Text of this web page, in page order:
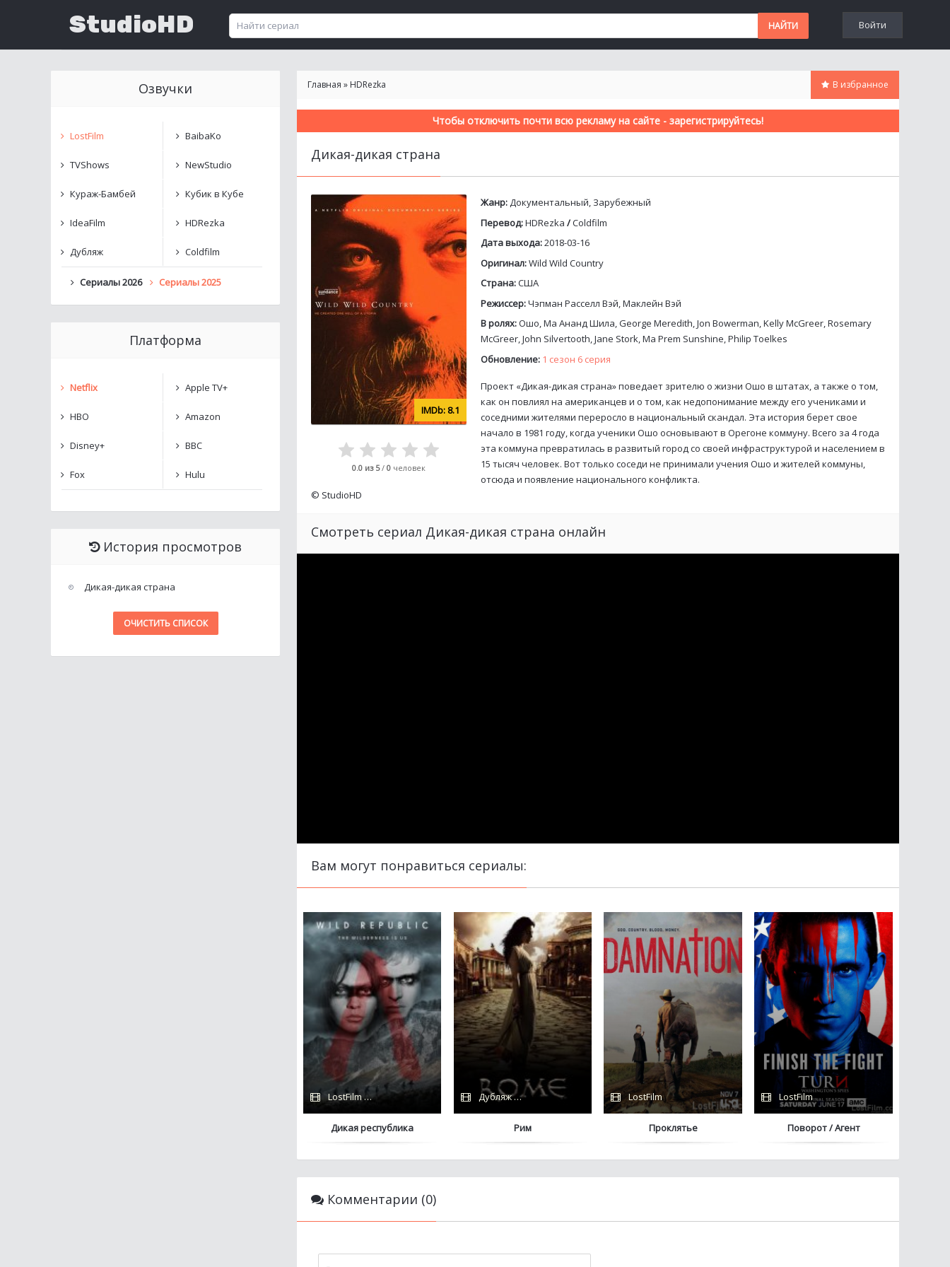
StudioHD Войти
Главная » HDRezka В избранное
Чтобы отключить почти всю рекламу на сайте - зарегистрируйтесь!
Дикая-дикая страна
8.1
0.0 из 5/ 0 человек
Жанр:Документальный, Зарубежный
Перевод:HDRezka /Coldfilm
Дата выхода:2018-03-16
Оригинал:Wild Wild Country
Страна:США
Режиссер:Чэпман Расселл Вэй, Маклейн Вэй
В ролях:Ошо, Ма Ананд Шила, George Meredith, Jon Bowerman, Kelly McGreer, Rosemary
McGreer, John Silvertooth, Jane Stork, Ma Prem Sunshine, Philip Toelkes
Обновление: 1 сезон 6 серия
Проект «Дикая-дикая страна» поведает зрителю о жизни Ошо в штатах, а также о том,
как он повлиял на американцев и о том, как недопонимание между его учениками и
соседними жителями переросло в национальный скандал. Эта история берет свое
начало в 1981 году, когда ученики Ошо основывают в Орегоне коммуну. Всего за 4 года
эта коммуна превратилась в развитый город со своей инфраструктурой и населением в
15 тысяч человек. Вот только соседи не принимали учения Ошо и жителей коммуны,
отсюда и появление национального конфликта.
© StudioHD
Смотреть сериал Дикая-дикая страна онлайн
Вам могут понравиться сериалы:
LostFilm / Сериалы 2021
Дикая республика
Дубляж / HBO
Рим
LostFilm
Проклятье
LostFilm
Поворот / Агент
Комментарии (0)
Озвучки
LostFilm BaibaKo
TVShows NewStudio
Кураж-Бамбей Кубик в Кубе
IdeaFilm HDRezka
Дубляж Coldfilm
Сериалы 2026 Сериалы 2025
Платформа
Netflix Apple TV+
HBO Amazon
Disney+ BBC
Fox Hulu
История просмотров
Дикая-дикая страна
ОЧИСТИТЬ СПИСОК